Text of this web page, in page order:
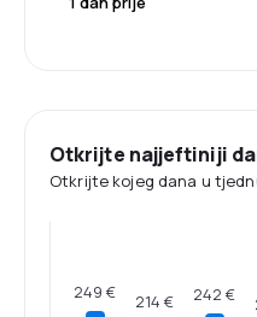
Otkrijte najjeftiniji
Otkrijte kojeg dana u
249 € 214 € 242 €